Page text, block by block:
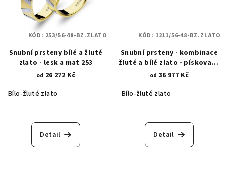
Snubní prsteny bílé a žluté
zlato - lesk a mat 253
od 26 272 Kč
Bílo-žluté zlato
Detail
KÓD: 253/56-48-BZ.ZLATO
Snubní prsteny - kombinace
žluté a bílé zlato - pískované
linie nekonečna 1211
od 36 977 Kč
Bílo-žluté zlato
Detail
KÓD: 1211/56-48-BZ.ZLATO